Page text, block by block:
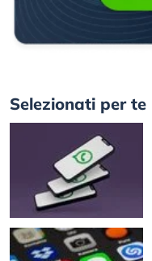
Selezionati per te